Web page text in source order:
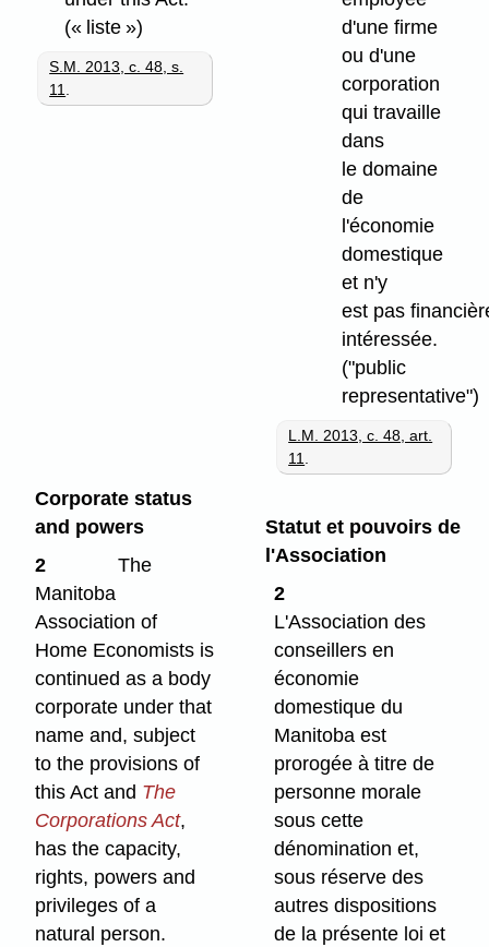
(« liste »)
S.M. 2013, c. 48, s.
11
d'une firme
ou d'une
corporation
qui travaille
dans
le domaine
de
l'économie
domestique
et n'y
est pas
intéressée.
("public
representative")
L.M. 2013, c. 48, art.
11
Corporate status
and powers
2
The
Manitoba
Association of
Home Economists is
continued as a body
corporate under that
name and, subject
to the provisions of
this Act and The
Corporations Act,
has the capacity,
rights, powers and
privileges of a
natural person.
Statut et pouvoirs de
l'Association
2
L'Association des
conseillers en
économie
domestique du
Manitoba est
prorogée à titre de
personne morale
sous cette
dénomination et,
sous réserve des
autres dispositions
de la présente loi et